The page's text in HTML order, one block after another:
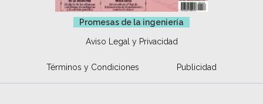
Promesas de la ingeniería
Aviso Legal y Privacidad
Términos y Condiciones Publicidad